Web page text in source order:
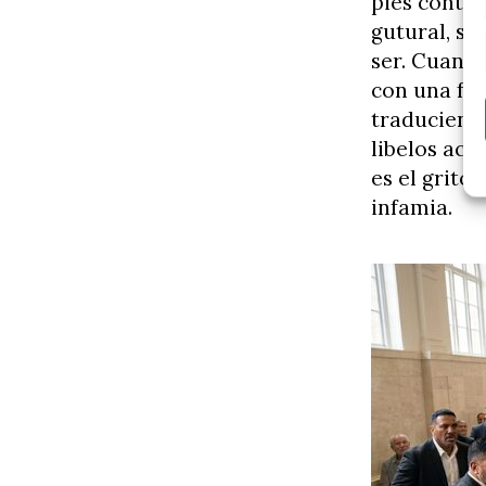
gutural, se
ser.
con una
libelos
es el grito;
infamia.